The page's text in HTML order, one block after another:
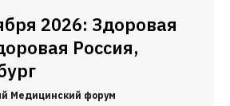
2026: Здоровая
Россия,
Медицинский форум